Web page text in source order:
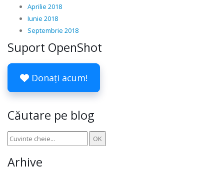
Aprilie 2018
Iunie 2018
Septembrie 2018
Suport OpenShot
Donați acum!
Căutare pe blog
Arhive